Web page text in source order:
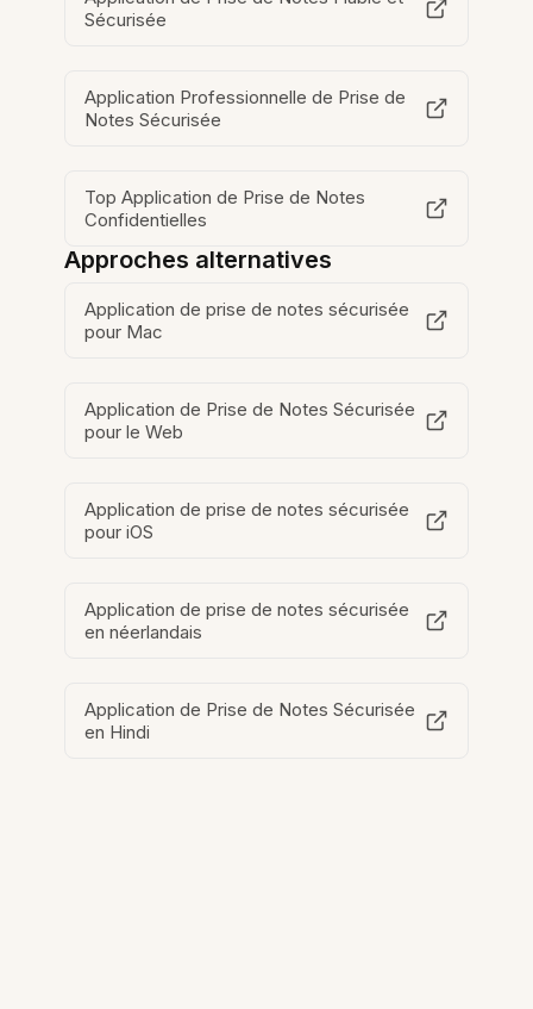
Sécurisée
Application Professionnelle de Prise de
Notes Sécurisée
Top Application de Prise de Notes
Confidentielles
Approches alternatives
Application de prise de notes sécurisée
pour Mac
Application de Prise de Notes Sécurisée
pour le Web
Application de prise de notes sécurisée
pour iOS
Application de prise de notes sécurisée
en néerlandais
Application de Prise de Notes Sécurisée
en Hindi